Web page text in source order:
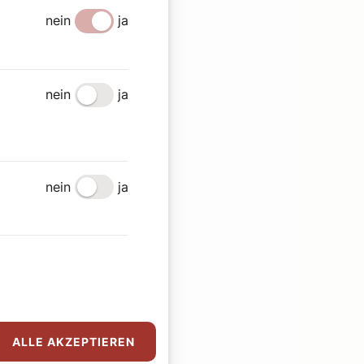
nein
ja
nein ja
nein
ja
ALLE AKZEPTIEREN